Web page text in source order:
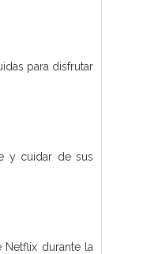
para disfrutar
y cuidar de sus
durante la